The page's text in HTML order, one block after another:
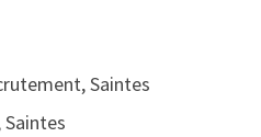
Saintes
Saintes